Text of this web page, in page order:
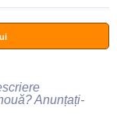
Anunțați-